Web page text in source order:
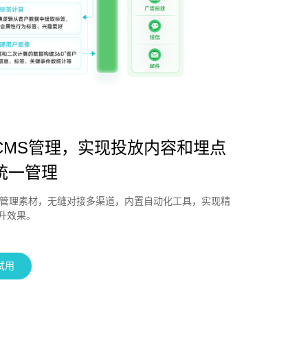
管理，实现投放内容和埋点
一管理
理素材，无缝对接多渠道，内置自动化工具，实现精
效果。
用